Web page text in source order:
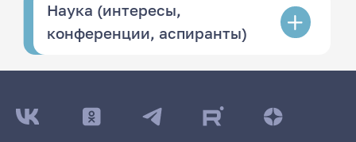
Наука (интересы,
конференции, аспиранты)